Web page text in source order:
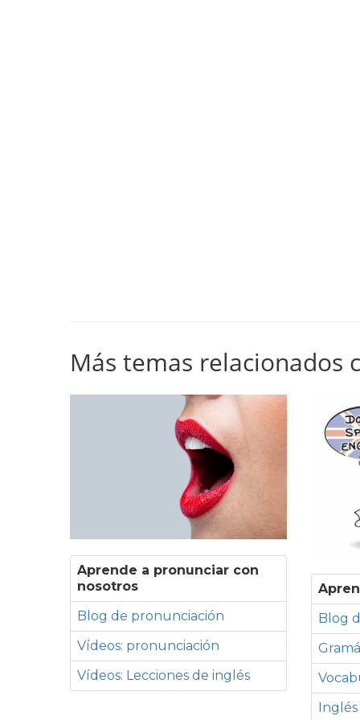
Más temas relacionados
Aprende a pronunciar con
nosotros
Blog de pronunciación
Vídeos: pronunciación
Vídeos: Lecciones de inglés
Blog